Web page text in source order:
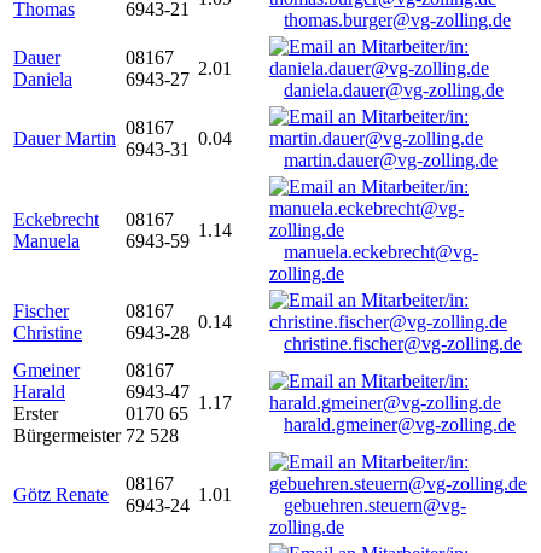
Thomas
6943-21
thomas.burger@vg-zolling.de
Dauer
Daniela
08167
6943-27
2.01
daniela.dauer@vg-zolling.de
Dauer Martin
08167
6943-31
0.04
martin.dauer@vg-zolling.de
Eckebrecht
Manuela
08167
6943-59
1.14
manuela.eckebrecht@vg-
zolling.de
Fischer
Christine
08167
6943-28
0.14
christine.fischer@vg-zolling.de
Gmeiner
Harald
Erster
Bürgermeister
08167
6943-47
0170 65
72 528
1.17
harald.gmeiner@vg-zolling.de
Götz Renate
08167
6943-24
1.01
gebuehren.steuern@vg-
zolling.de